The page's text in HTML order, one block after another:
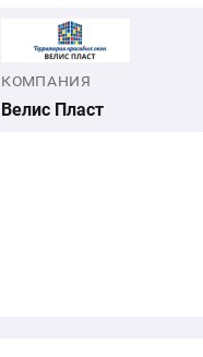
КОМПАНИЯ
Велис Пласт